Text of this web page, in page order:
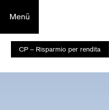
Menü
CP – Risparmio per rendita